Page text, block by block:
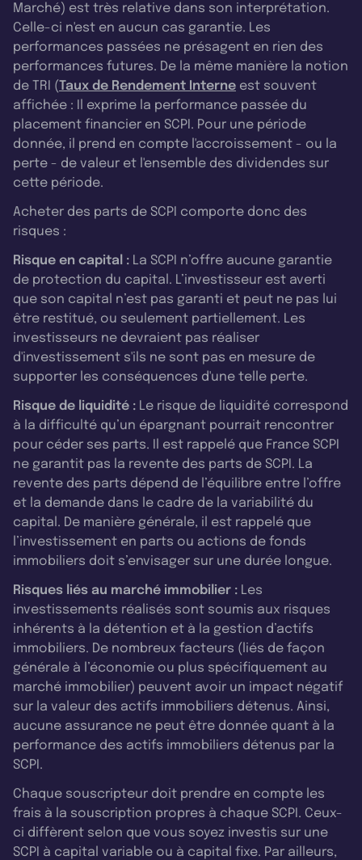
Marché) est très relative dans son interprétation.
Celle-ci n'est en aucun cas garantie. Les
performances passées ne présagent en rien des
performances futures. De la même manière la notion
de TRI (Taux de Rendement Interne est souvent
affichée : Il exprime la performance passée du
placement financier en SCPI. Pour une période
donnée, il prend en compte l'accroissement - ou la
perte - de valeur et l'ensemble des dividendes sur
cette période.
Acheter des parts de SCPI comporte donc des
risques :
Risque en capital : La SCPI n’offre aucune garantie
de protection du capital. L’investisseur est averti
que son capital n’est pas garanti et peut ne pas lui
être restitué, ou seulement partiellement. Les
investisseurs ne devraient pas réaliser
d'investissement s'ils ne sont pas en mesure de
supporter les conséquences d'une telle perte.
Risque de liquidité : Le risque de liquidité correspond
à la difficulté qu’un épargnant pourrait rencontrer
pour céder ses parts. Il est rappelé que France SCPI
ne garantit pas la revente des parts de SCPI. La
revente des parts dépend de l’équilibre entre l’offre
et la demande dans le cadre de la variabilité du
capital. De manière générale, il est rappelé que
l’investissement en parts ou actions de fonds
immobiliers doit s’envisager sur une durée longue.
Risques liés au marché immobilier : Les
investissements réalisés sont soumis aux risques
inhérents à la détention et à la gestion d’actifs
immobiliers. De nombreux facteurs (liés de façon
générale à l’économie ou plus spécifiquement au
marché immobilier) peuvent avoir un impact négatif
sur la valeur des actifs immobiliers détenus. Ainsi,
aucune assurance ne peut être donnée quant à la
performance des actifs immobiliers détenus par la
SCPI.
Chaque souscripteur doit prendre en compte les
frais à la souscription propres à chaque SCPI. Ceux-
ci diffèrent selon que vous soyez investis sur une
SCPI à capital variable ou à capital fixe. Par ailleurs,